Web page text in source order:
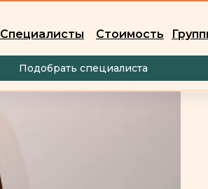
Специалисты Стоимость
Подобрать специалиста